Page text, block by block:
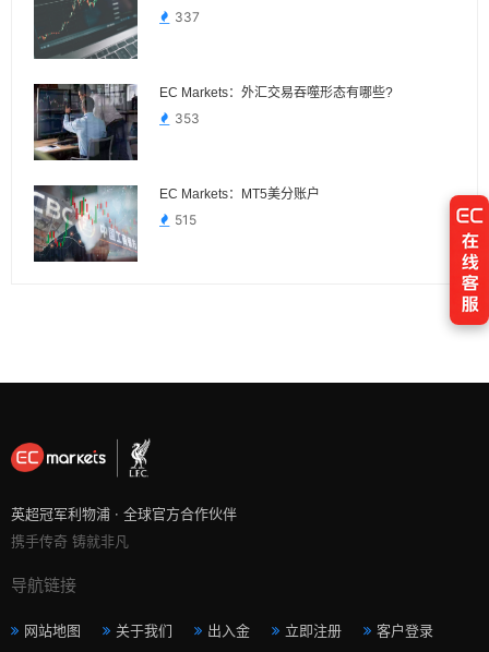
337
EC Markets：外汇交易吞噬形态有哪些?
353
EC Markets：MT5美分账户
515
英超冠军利物浦 · 全球官方合作伙伴
携手传奇 铸就非凡
导航链接
网站地图 关于我们 出入金 立即注册 客户登录